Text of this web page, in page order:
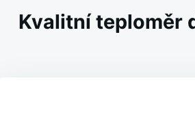
Kvalitní teploměr